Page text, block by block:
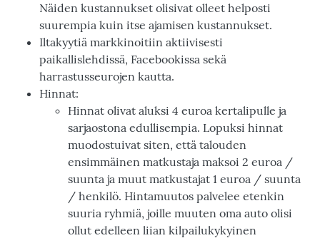
Näiden kustannukset olisivat olleet helposti
suurempia kuin itse ajamisen kustannukset.
Iltakyytiä markkinoitiin aktiivisesti
paikallislehdissä, Facebookissa sekä
harrastusseurojen kautta.
Hinnat:
Hinnat olivat aluksi 4 euroa kertalipulle ja
sarjaostona edullisempia. Lopuksi hinnat
muodostuivat siten, että talouden
ensimmäinen matkustaja maksoi 2 euroa /
suunta ja muut matkustajat 1 euroa / suunta
/ henkilö. Hintamuutos palvelee etenkin
suuria ryhmiä, joille muuten oma auto olisi
ollut edelleen liian kilpailukykyinen